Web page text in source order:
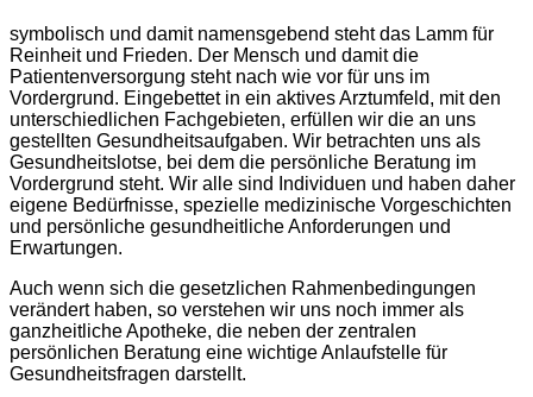
symbolisch und damit namensgebend steht das Lamm für
Reinheit und Frieden. Der Mensch und damit die
Patientenversorgung steht nach wie vor für uns im
Vordergrund. Eingebettet in ein aktives Arztumfeld, mit den
unterschiedlichen Fachgebieten, erfüllen wir die an uns
gestellten Gesundheitsaufgaben. Wir betrachten uns als
Gesundheitslotse, bei dem die persönliche Beratung im
Vordergrund steht. Wir alle sind Individuen und haben daher
eigene Bedürfnisse, spezielle medizinische Vorgeschichten
und persönliche gesundheitliche Anforderungen und
Erwartungen.
Auch wenn sich die gesetzlichen Rahmenbedingungen
verändert haben, so verstehen wir uns noch immer als
ganzheitliche Apotheke, die neben der zentralen
persönlichen Beratung eine wichtige Anlaufstelle für
Gesundheitsfragen darstellt.